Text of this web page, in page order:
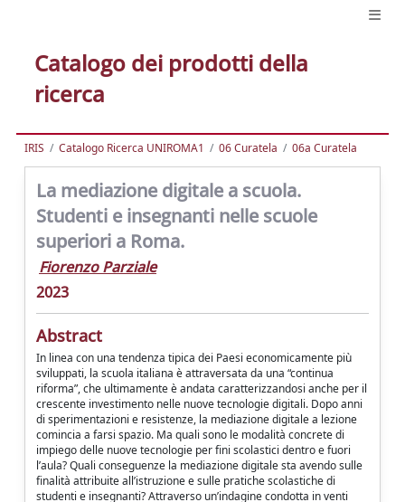
Catalogo dei prodotti della
ricerca
IRIS Catalogo Ricerca UNIROMA1 06 Curatela 06a Curatela
La mediazione digitale a scuola.
Studenti e insegnanti nelle scuole
superiori a Roma.
Fiorenzo Parziale
2023
Abstract
In linea con una tendenza tipica dei Paesi economicamente più
sviluppati, la scuola italiana è attraversata da una “continua
riforma”, che ultimamente è andata caratterizzandosi anche per il
crescente investimento nelle nuove tecnologie digitali. Dopo anni
di sperimentazioni e resistenze, la mediazione digitale a lezione
comincia a farsi spazio. Ma quali sono le modalità concrete di
impiego delle nuove tecnologie per fini scolastici dentro e fuori
l’aula? Quali conseguenze la mediazione digitale sta avendo sulle
finalità attribuite all’istruzione e sulle pratiche scolastiche di
studenti e insegnanti? Attraverso un’indagine condotta in venti